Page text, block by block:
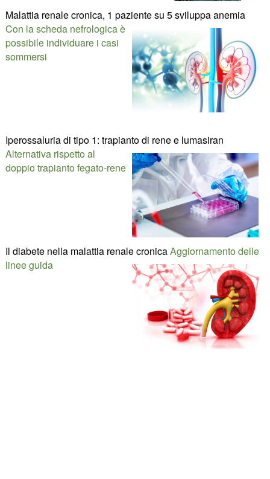
Malattia renale cronica, 1 paziente su 5 sviluppa anemia
Con la scheda nefrologica è
possibile individuare i casi
sommersi
Iperossaluria di tipo 1: trapianto di rene e lumasiran
Alternativa rispetto al
doppio trapianto fegato-rene
Il diabete nella malattia renale cronicaAggiornamento delle
linee guida